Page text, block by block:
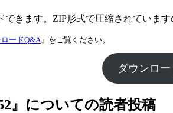
きます。ZIP形式で圧縮されていま
ードQ&A 」をご覧ください。
ダウンロ
』についての読者投稿